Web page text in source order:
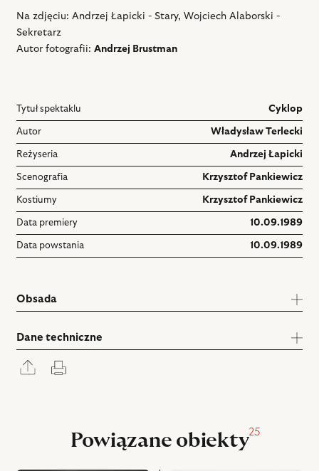
Na zdjęciu: Andrzej Łapicki - Stary, Wojciech Alaborski -
Sekretarz
Autor fotografii:Andrzej Brustman
Tytuł spektaklu Cyklop
Autor Władysław Terlecki
Reżyseria Andrzej Łapicki
Scenografia Krzysztof Pankiewicz
Kostiumy Krzysztof Pankiewicz
Data premiery 10.09.1989
Data powstania 10.09.1989
Obsada
Dane techniczne
Rozwiń
panel
Powiązane obiekty25